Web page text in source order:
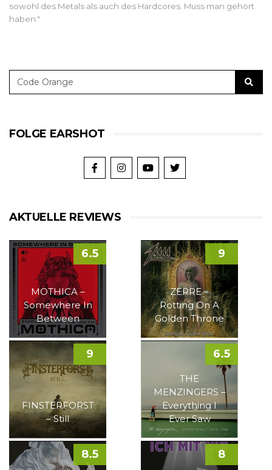
sowohl des Metals als auch des Hardcores. Muss man gehört
haben."
FOLGE EARSHOT
AKTUELLE REVIEWS
MOTHICA –
Somewhere In
Between
6.5
ZERRE –
Rotting On A
Golden Throne
9
FINSTERFORST
– Still
9
THE
MENZINGERS –
Everything I
Ever Saw
6.5
8.5 8